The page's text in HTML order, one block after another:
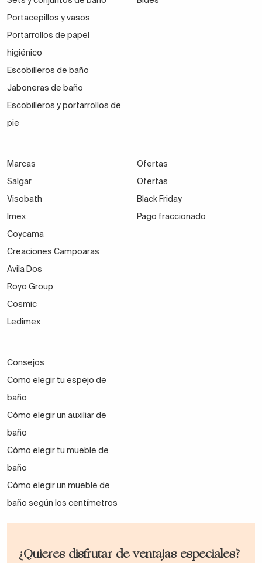
Portacepillos y vasos
Portarrollos de papel
higiénico
Escobilleros de baño
Jaboneras de baño
Escobilleros y portarrollos de
pie
Marcas
Salgar
Visobath
Imex
Coycama
Creaciones Campoaras
Avila Dos
Royo Group
Cosmic
Ledimex
Ofertas
Ofertas
Black Friday
Pago fraccionado
Consejos
Como elegir tu espejo de
baño
Cómo elegir un auxiliar de
baño
Cómo elegir tu mueble de
baño
Cómo elegir un mueble de
baño según los centímetros
¿Quieres disfrutar de ventajas especiales?